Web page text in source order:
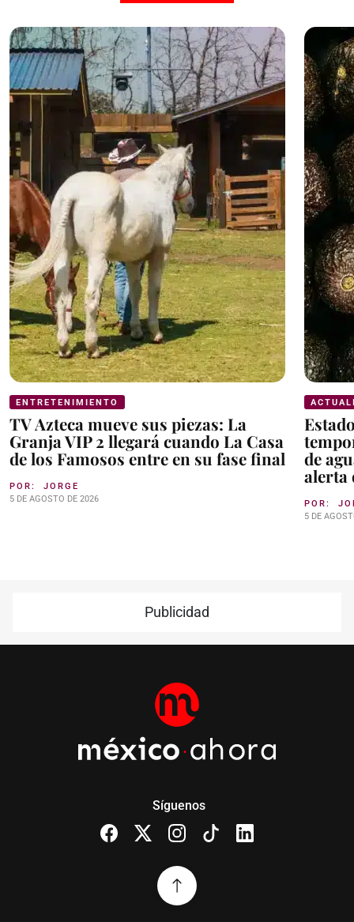
ENTRETENIMIENTO
TV Azteca mueve sus piezas: La
Granja VIP 2 llegará cuando La Casa
de los Famosos entre en su fase final
POR: JORGE
5 DE AGOSTO DE 2026
de
alerta
POR:
5 DE
Publicidad
Síguenos